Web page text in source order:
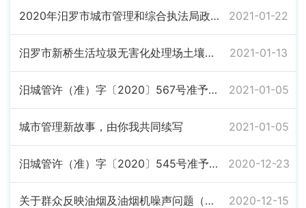
2020年汨罗市城市管理和综合执法局政务信息公开年度报告 2021-01-22
汨罗市新桥生活垃圾无害化处理场土壤监测 2021-01-13
汨城管许（准）字〔2020〕567号准予行政许可决定书 2021-01-05
城市管理新故事，由你我共同续写 2021-01-05
汨城管许（准）字〔2020〕545号准予行政许可决定书 2020-12-23
关于群众反映油烟及油烟机噪声问题（第三批D1YU202000031号）信访举报问题整改销号的公示 2020-12-15